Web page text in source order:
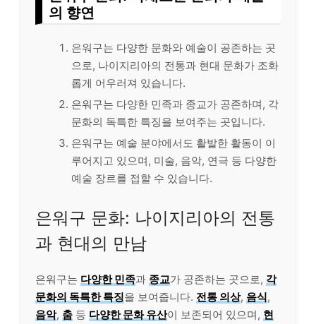
의 향연
은워구는 다양한 문화와 예술이 공존하는 곳
으로, 나이지리아의 전통과 현대 문화가 조화
롭게 어우러져 있습니다.
은워구는 다양한 민족과 종교가 공존하며, 각
문화의 독특한 특징을 보여주는 곳입니다.
은워구는 예술 분야에서도 활발한 활동이 이
루어지고 있으며, 미술, 음악, 연극 등 다양한
예술 장르를 접할 수 있습니다.
은워구 문화: 나이지리아의 전통
과 현대의 만남
은워구는 다양한 민족과 종교가 공존하는 곳으로, 각
문화의 독특한 특징을 보여줍니다. 전통 의상, 음식,
음악, 춤 등 다양한 문화 유산이 보존되어 있으며, 현